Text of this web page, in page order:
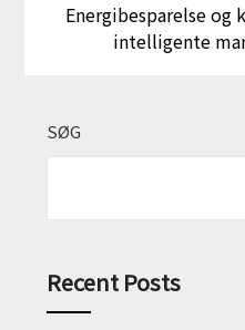
Energibesparelse og
intelligente
SØG
Recent Posts